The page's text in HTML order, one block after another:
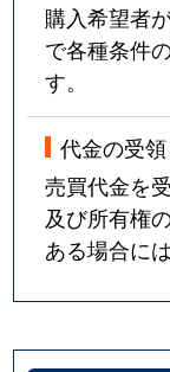
購入希望者
で各種条件
す。
代金の受
売買代金を
及び所有権
ある場合に